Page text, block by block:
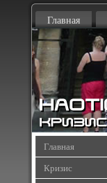
Главная
Главная
Кризис